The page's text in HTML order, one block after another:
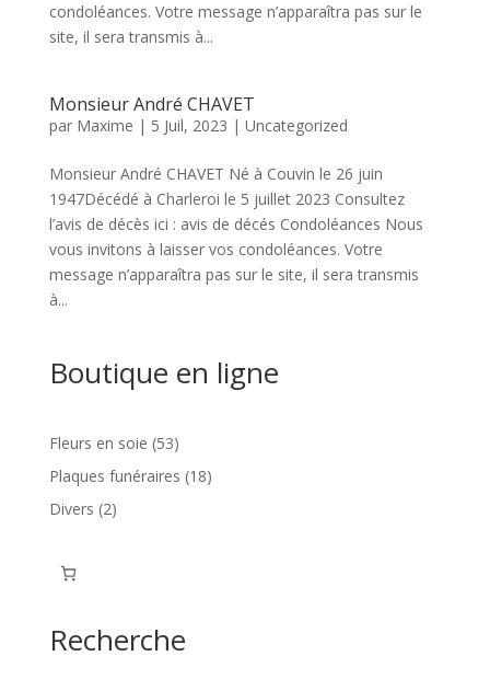
condoléances. Votre message n’apparaîtra pas sur le
site, il sera transmis à...
Monsieur André CHAVET
par Maxime | 5 Juil, 2023 | Uncategorized
Monsieur André CHAVET Né à Couvin le 26 juin
1947Décédé à Charleroi le 5 juillet 2023 Consultez
l’avis de décès ici : avis de décés Condoléances Nous
vous invitons à laisser vos condoléances. Votre
message n’apparaîtra pas sur le site, il sera transmis
à...
Boutique en ligne
Fleurs en soie 5353
produits
Plaques funéraires 1818
Divers 22
Recherche